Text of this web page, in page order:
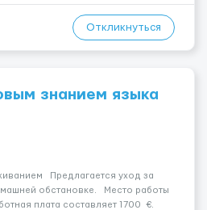
Откликнуться
знанием языка
Предлагается уход за
обстановке. Место работы
плата составляет 1700 €.